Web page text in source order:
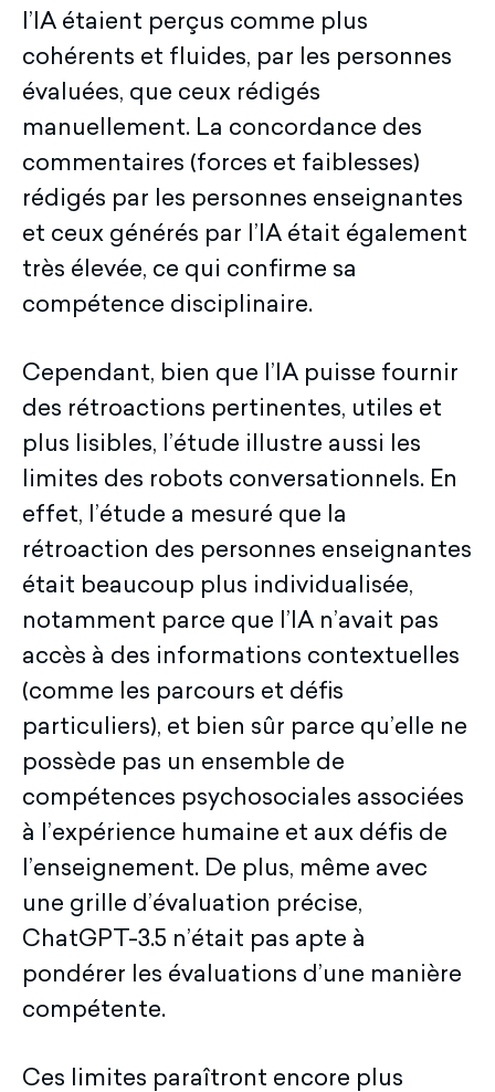
l’IA étaient perçus comme plus
cohérents et fluides, par les personnes
évaluées, que ceux rédigés
manuellement. La concordance des
commentaires (forces et faiblesses)
rédigés par les personnes enseignantes
et ceux générés par l’IA était également
très élevée, ce qui confirme sa
compétence disciplinaire.
Cependant, bien que l’IA puisse fournir
des rétroactions pertinentes, utiles et
plus lisibles, l’étude illustre aussi les
limites des robots conversationnels. En
effet, l’étude a mesuré que la
rétroaction des personnes enseignantes
était beaucoup plus individualisée,
notamment parce que l’IA n’avait pas
accès à des informations contextuelles
(comme les parcours et défis
particuliers), et bien sûr parce qu’elle ne
possède pas un ensemble de
compétences psychosociales associées
à l’expérience humaine et aux défis de
l’enseignement. De plus, même avec
une grille d’évaluation précise,
ChatGPT-3.5 n’était pas apte à
pondérer les évaluations d’une manière
compétente.
Ces limites paraîtront encore plus